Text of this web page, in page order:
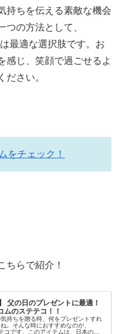
持ちを伝える素敵な機会
つの方法として、
最適な選択肢です。お
感じ、笑顔で過ごせるよ
ださい。
をチェック！
ちらで紹介！
父の日のプレゼントに最適！
ムのステテコ！！
持ちを贈る時、何をプレゼントすれ
。そんな時におすすめなのが、
コです。このアイテムは、日本の伝